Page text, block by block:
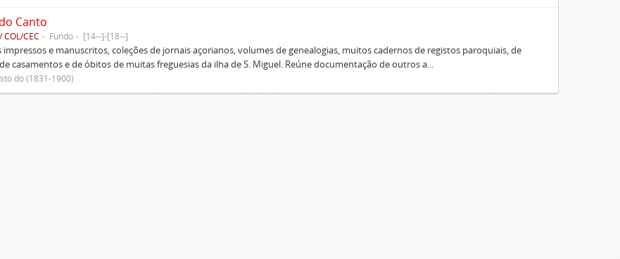
Canto
COL/CEC Fundo [14--]-[18--]
impressos e manuscritos, coleções de jornais açorianos, volumes de genealogias, muitos cadernos de registos paroquiais, de
casamentos e de óbitos de muitas freguesias da ilha de S. Miguel. Reúne documentação de outros a...
do (1831-1900)